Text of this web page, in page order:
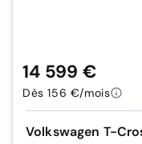
Volkswagen T-
14 599 €
Dès 156 €/mois